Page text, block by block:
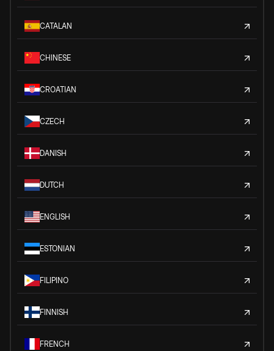
CATALAN
CHINESE
CROATIAN
CZECH
DANISH
DUTCH
ENGLISH
ESTONIAN
FILIPINO
FINNISH
FRENCH